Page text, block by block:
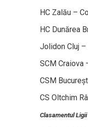
HC Zalău –
HC Dunărea
Jolidon Cluj –
SCM Craiova
CSM
CS Oltchim
Clasamentul